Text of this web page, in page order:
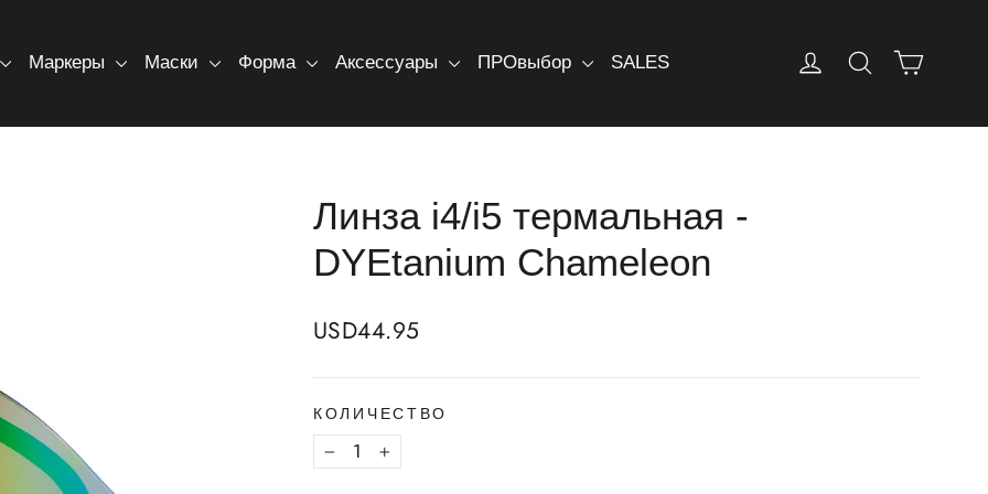
Маркеры Маски Форма Аксессуары ПРОвыбор SALES Log in Искать
Линза i4/i5 термальная -
DYEtanium Chameleon
Regular
USD44.95
КОЛИЧЕСТВО
− +